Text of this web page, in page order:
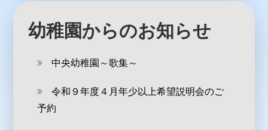
幼稚園からのお知らせ
中央幼稚園～歌集～
令和９年度４月年少以上希望説明会のご
予約